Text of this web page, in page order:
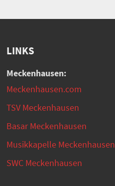
LINKS
Meckenhausen:
Meckenhausen.com
TSV Meckenhausen
Basar Meckenhausen
Musikkapelle Meckenhausen
SWC Meckenhausen